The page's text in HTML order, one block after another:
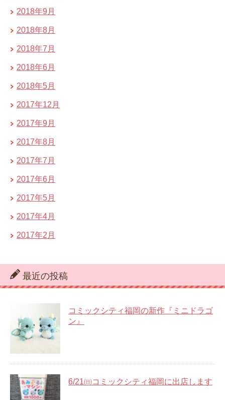
2018年9月
2018年8月
2018年7月
2018年6月
2018年5月
2017年12月
2017年9月
2017年8月
2017年7月
2017年6月
2017年5月
2017年4月
2017年2月
最近の投稿
コミックシティ福岡の新作『ミニドラゴ
ン』
6/21㈰コミックシティ福岡に出店します